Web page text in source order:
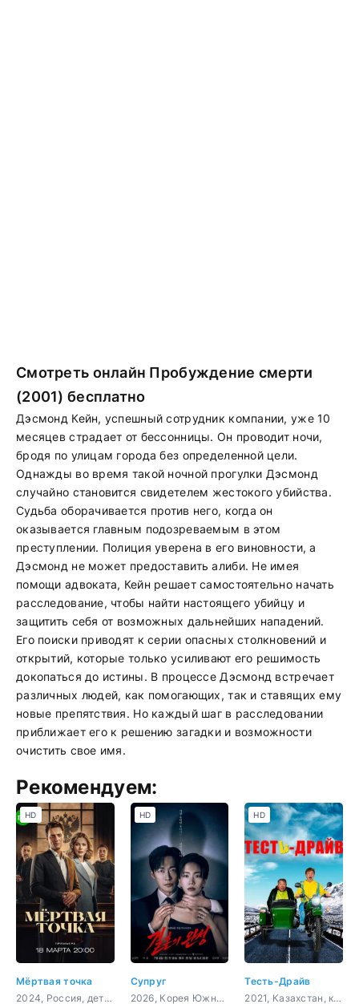
Смотреть онлайн Пробуждение смерти
(2001) бесплатно
Дэсмонд Кейн, успешный сотрудник компании, уже 10
месяцев страдает от бессонницы. Он проводит ночи,
бродя по улицам города без определенной цели.
Однажды во время такой ночной прогулки Дэсмонд
случайно становится свидетелем жестокого убийства.
Судьба оборачивается против него, когда он
оказывается главным подозреваемым в этом
преступлении. Полиция уверена в его виновности, а
Дэсмонд не может предоставить алиби. Не имея
помощи адвоката, Кейн решает самостоятельно начать
расследование, чтобы найти настоящего убийцу и
защитить себя от возможных дальнейших нападений.
Его поиски приводят к серии опасных столкновений и
открытий, которые только усиливают его решимость
докопаться до истины. В процессе Дэсмонд встречает
различных людей, как помогающих, так и ставящих ему
новые препятствия. Но каждый шаг в расследовании
приближает его к решению загадки и возможности
очистить свое имя.
Рекомендуем:
Мёртвая точка
2024, Россия, детектив
HD
Супруг
2026, Корея Южная, триллер, детектив
HD
Тесть-Драйв
2021, Казахстан, комедия
HD